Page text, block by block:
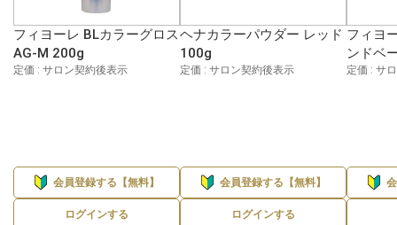
フィヨーレ BLカラーグロス
AG-M 200g
定価 : サロン契約後表示
会員登録する【無料】
ログインする
ヘナカラーパウダー レッド
100g
定価 : サロン契約後表示
会員登録する【無料】
ログインする
フィヨ
ンドベ
定価 : サ